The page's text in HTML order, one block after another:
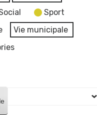
Sport
Vie municipale